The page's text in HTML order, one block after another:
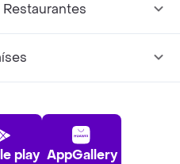
play AppGallery